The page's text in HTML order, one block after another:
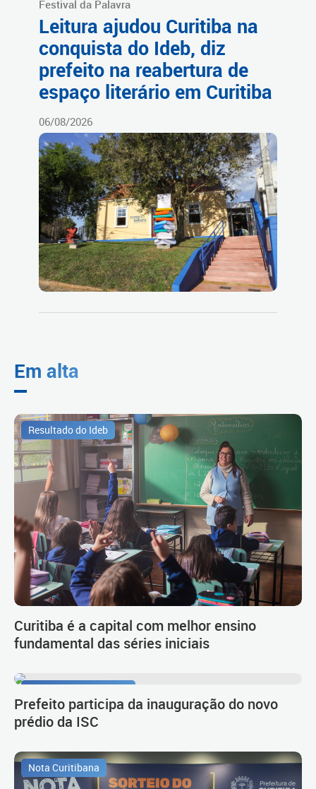
Festival da Palavra
Leitura ajudou Curitiba na
conquista do Ideb, diz
prefeito na reabertura de
espaço literário em Curitiba
06/08/2026
Em alta
Resultado do Ideb
Curitiba é a capital com melhor ensino
fundamental das séries iniciais
Prefeito participa da inauguração do novo
prédio da ISC
Nota Curitibana